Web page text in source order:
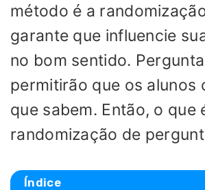
método é a
garante que influencie
no bom sentido.
permitirão que os alunos
que sabem. Então, o que
randomização de
Índice